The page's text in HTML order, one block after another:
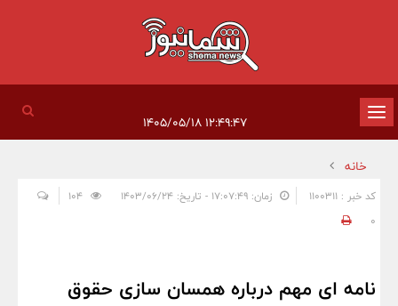
تغییر
وضعیت
ناوبری
خانه
کد خبر : 1100311 زمان: ۱۷:۰۷:۴۹ - تاریخ: ۱۴۰۳/۰۶/۲۴
0
نامه ای مهم درباره همسان سازی حقوق